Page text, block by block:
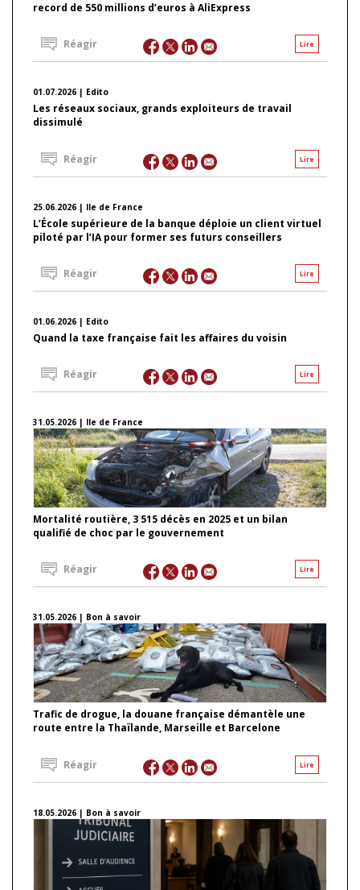
record de 550 millions d’euros à AliExpress
Lire
Réagir
01.07.2026 | Edito
Les réseaux sociaux, grands exploiteurs de travail
dissimulé
Lire
Réagir
25.06.2026 | Ile de France
L’École supérieure de la banque déploie un client virtuel
piloté par l’IA pour former ses futurs conseillers
Lire
Réagir
01.06.2026 | Edito
Quand la taxe française fait les affaires du voisin
Lire
Réagir
31.05.2026 | Ile de France
Mortalité routière, 3 515 décès en 2025 et un bilan
qualifié de choc par le gouvernement
Lire
Réagir
31.05.2026 | Bon à savoir
Trafic de drogue, la douane française démantèle une
route entre la Thaïlande, Marseille et Barcelone
Lire
Réagir
18.05.2026 | Bon à savoir